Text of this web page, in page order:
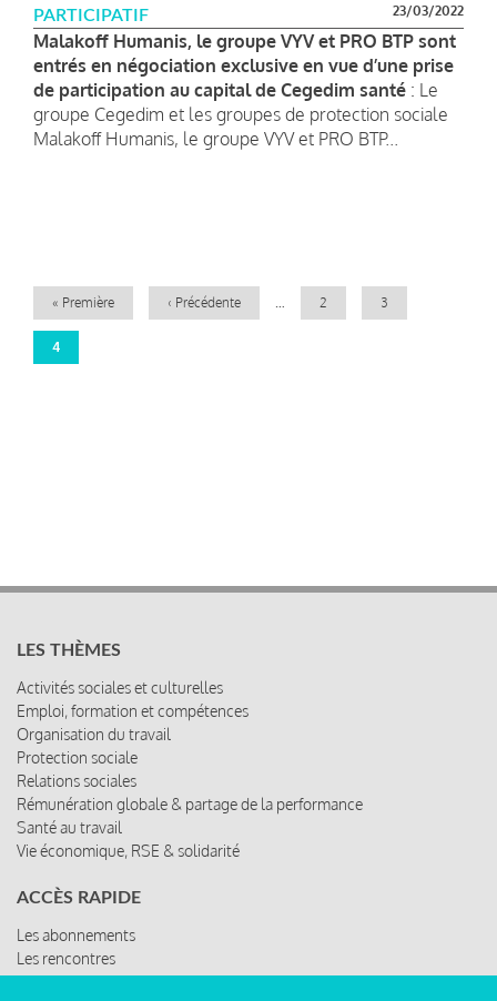
PARTICIPATIF 23/03/2022
Malakoff Humanis, le groupe VYV et PRO BTP sont
entrés en négociation exclusive en vue d’une prise
de participation au capital de Cegedim santé : Le
groupe Cegedim et les groupes de protection sociale
Malakoff Humanis, le groupe VYV et PRO BTP...
Première
« Première
Page
‹ Précédente Page
2 Page
3
Page
4
LES THÈMES
Activités sociales et culturelles
Emploi, formation et compétences
Organisation du travail
Protection sociale
Relations sociales
Rémunération globale & partage de la performance
Santé au travail
Vie économique, RSE & solidarité
ACCÈS RAPIDE
Les abonnements
Les rencontres
Les ressources